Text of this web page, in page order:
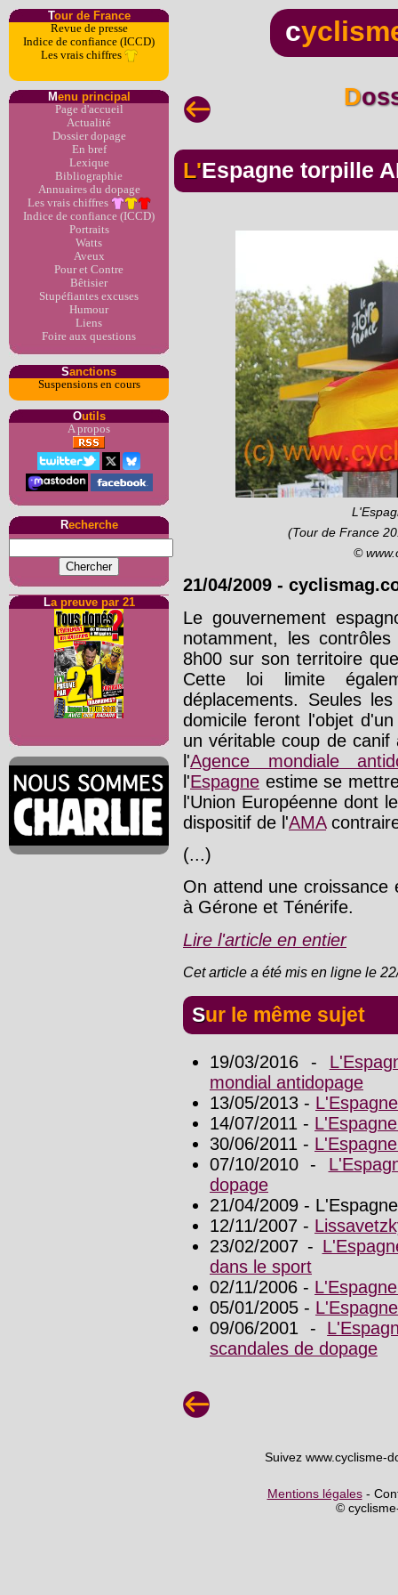
Tour de France
Revue de presse
Indice de confiance (ICCD)
Les vrais chiffres
Menu principal
Page d'accueil
Actualité
Dossier dopage
En bref
Lexique
Bibliographie
Annuaires du dopage
Les vrais chiffres
Indice de confiance (ICCD)
Portraits
Watts
Aveux
Pour et Contre
Bêtisier
Stupéfiantes excuses
Humour
Liens
Foire aux questions
Sanctions
Suspensions en cours
Outils
A propos
Recherche
La preuve par 21
c
L'Espagne torpille
(Tour de France
©
21/04/2009 -
Le gouvernement
notamment, les
8h00 sur son territoire
Cette loi limite
déplacements. Seules
domicile feront l'objet
un véritable coup de
l'Agence mondiale
l'Espagne estime se
l'Union Européenne dont
dispositif de l'AMA
(...)
On attend une croissance
à Gérone et Ténérife.
Lire l'article en entier
Cet article a été mis en ligne le
Sur le même sujet
19/03/2016 -
mondial antidopage
13/05/2013 -
14/07/2011 -
30/06/2011 -
07/10/2010 -
dopage
21/04/2009 -
12/11/2007 -
23/02/2007 -
dans le sport
02/11/2006 -
05/01/2005 -
09/06/2001 -
scandales de dopage
Suivez www.cyclisme-
Mentions légales-
©